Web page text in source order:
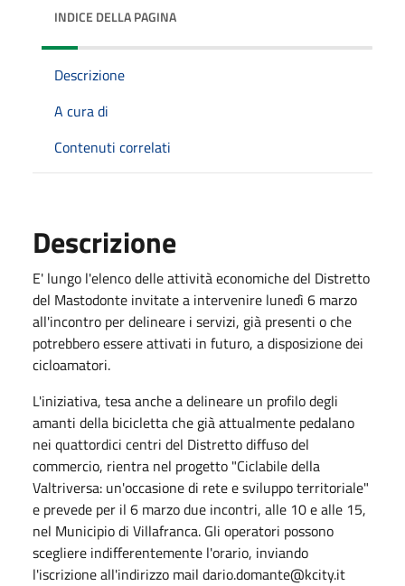
INDICE DELLA PAGINA
Descrizione
A cura di
Contenuti correlati
Descrizione
E' lungo l'elenco delle attività economiche del Distretto
del Mastodonte invitate a intervenire lunedì 6 marzo
all'incontro per delineare i servizi, già presenti o che
potrebbero essere attivati in futuro, a disposizione dei
cicloamatori.
L'iniziativa, tesa anche a delineare un profilo degli
amanti della bicicletta che già attualmente pedalano
nei quattordici centri del Distretto diffuso del
commercio, rientra nel progetto "Ciclabile della
Valtriversa: un'occasione di rete e sviluppo territoriale"
e prevede per il 6 marzo due incontri, alle 10 e alle 15,
nel Municipio di Villafranca. Gli operatori possono
scegliere indifferentemente l'orario, inviando
l'iscrizione all'indirizzo mail dario.domante@kcity.it